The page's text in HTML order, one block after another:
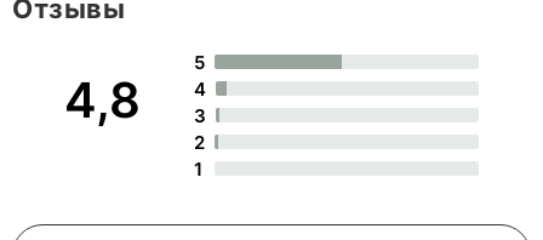
4,8
5
4
3
2
1
Отзывы